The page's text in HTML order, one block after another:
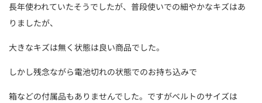
長年使われていたそうでしたが、普段使いでの細やかなキズはあ
りましたが、
大きなキズは無く状態は良い商品でした。
しかし残念ながら電池切れの状態でのお持ち込みで
箱などの付属品もありませんでした。ですがベルトのサイズは